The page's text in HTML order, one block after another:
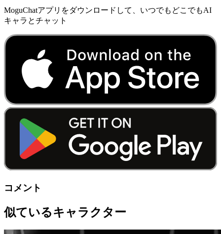
MoguChatアプリをダウンロードして、いつでもどこでもAI
キャラとチャット
コメント
似ているキャラクター